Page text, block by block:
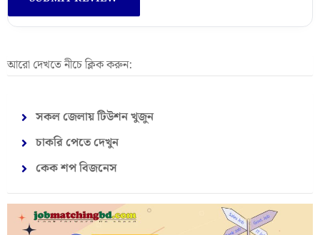
আরো দেখতে নীচে ক্লিক করুন:
সকল জেলায় টিউশন খুজুন
চাকরি পেতে দেখুন
কেক শপ বিজনেস